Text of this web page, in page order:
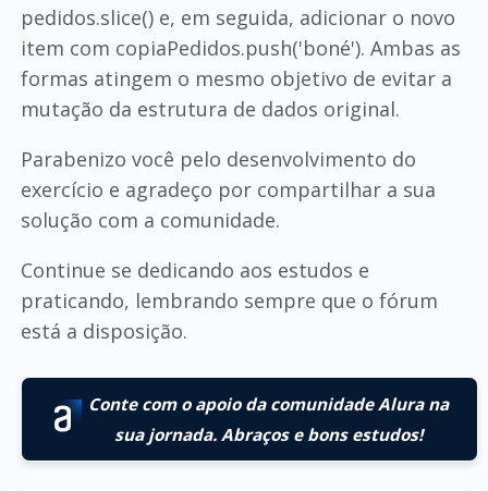
pedidos.slice() e, em seguida, adicionar o novo
item com copiaPedidos.push('boné'). Ambas as
formas atingem o mesmo objetivo de evitar a
mutação da estrutura de dados original.
Parabenizo você pelo desenvolvimento do
exercício e agradeço por compartilhar a sua
solução com a comunidade.
Continue se dedicando aos estudos e
praticando, lembrando sempre que o fórum
está a disposição.
Conte com o apoio da comunidade Alura na
sua jornada. Abraços e bons estudos!